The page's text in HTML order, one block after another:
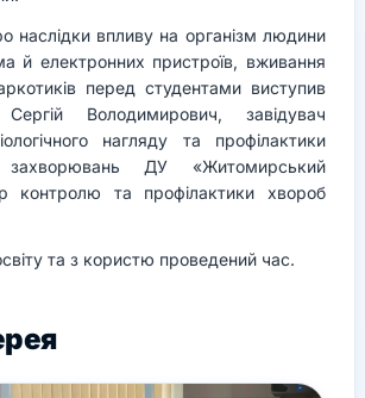
наслідки впливу на організм людини
й електронних пристроїв, вживання
перед студентами виступив
Сергій Володимирович, завідувач
нагляду та профілактики
захворювань ДУ «Житомирський
контролю та профілактики хвороб
та з користю проведений час.